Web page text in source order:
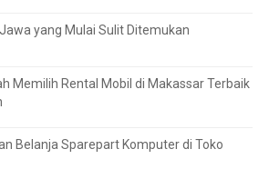
yang Mulai Sulit Ditemukan
Memilih Rental Mobil di Makassar Terbaik
Belanja Sparepart Komputer di Toko